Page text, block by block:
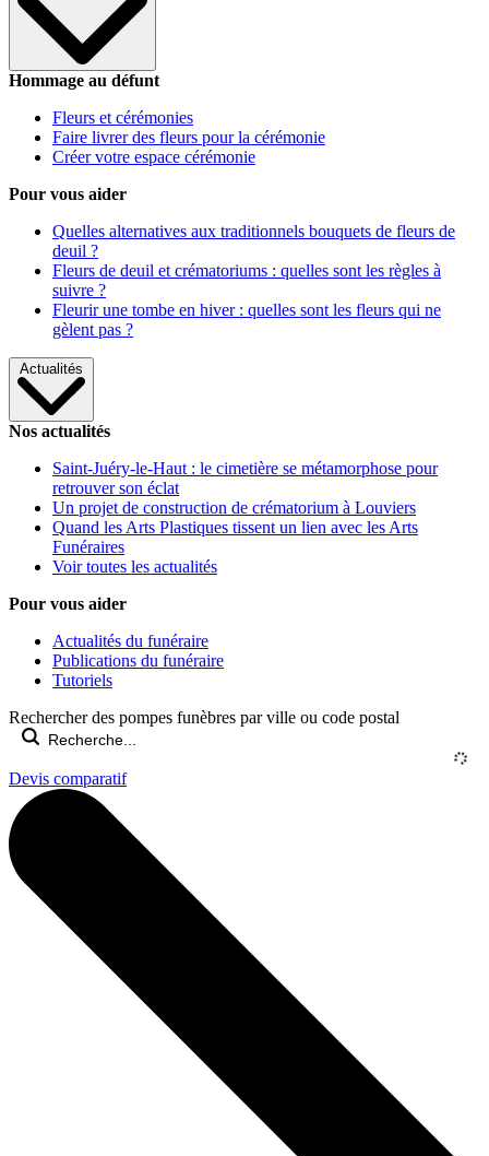
Hommage au défunt
Fleurs et cérémonies
Faire livrer des fleurs pour la cérémonie
Créer votre espace cérémonie
Pour vous aider
Quelles alternatives aux traditionnels bouquets de fleurs de
deuil ?
Fleurs de deuil et crématoriums : quelles sont les règles à
suivre ?
Fleurir une tombe en hiver : quelles sont les fleurs qui ne
gèlent pas ?
Actualités
Nos actualités
Saint-Juéry-le-Haut : le cimetière se métamorphose pour
retrouver son éclat
Un projet de construction de crématorium à Louviers
Quand les Arts Plastiques tissent un lien avec les Arts
Funéraires
Voir toutes les actualités
Pour vous aider
Actualités du funéraire
Publications du funéraire
Tutoriels
Rechercher des pompes funèbres par ville ou code postal
Devis comparatif